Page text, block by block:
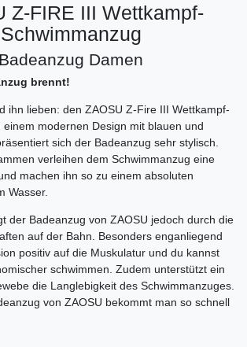
Z-FIRE III Wettkampf-
Schwimmanzug
Badeanzug Damen
brennt!
ihn lieben: den ZAOSU Z-Fire III Wettkampf-
einem modernen Design mit blauen und
sich der Badeanzug sehr stylisch.
verleihen dem Schwimmanzug eine
machen ihn so zu einem absoluten
Wasser.
der Badeanzug von ZAOSU jedoch durch die
auf der Bahn. Besonders enganliegend
positiv auf die Muskulatur und du kannst
schwimmen. Zudem unterstützt ein
die Langlebigkeit des Schwimmanzuges.
von ZAOSU bekommt man so schnell